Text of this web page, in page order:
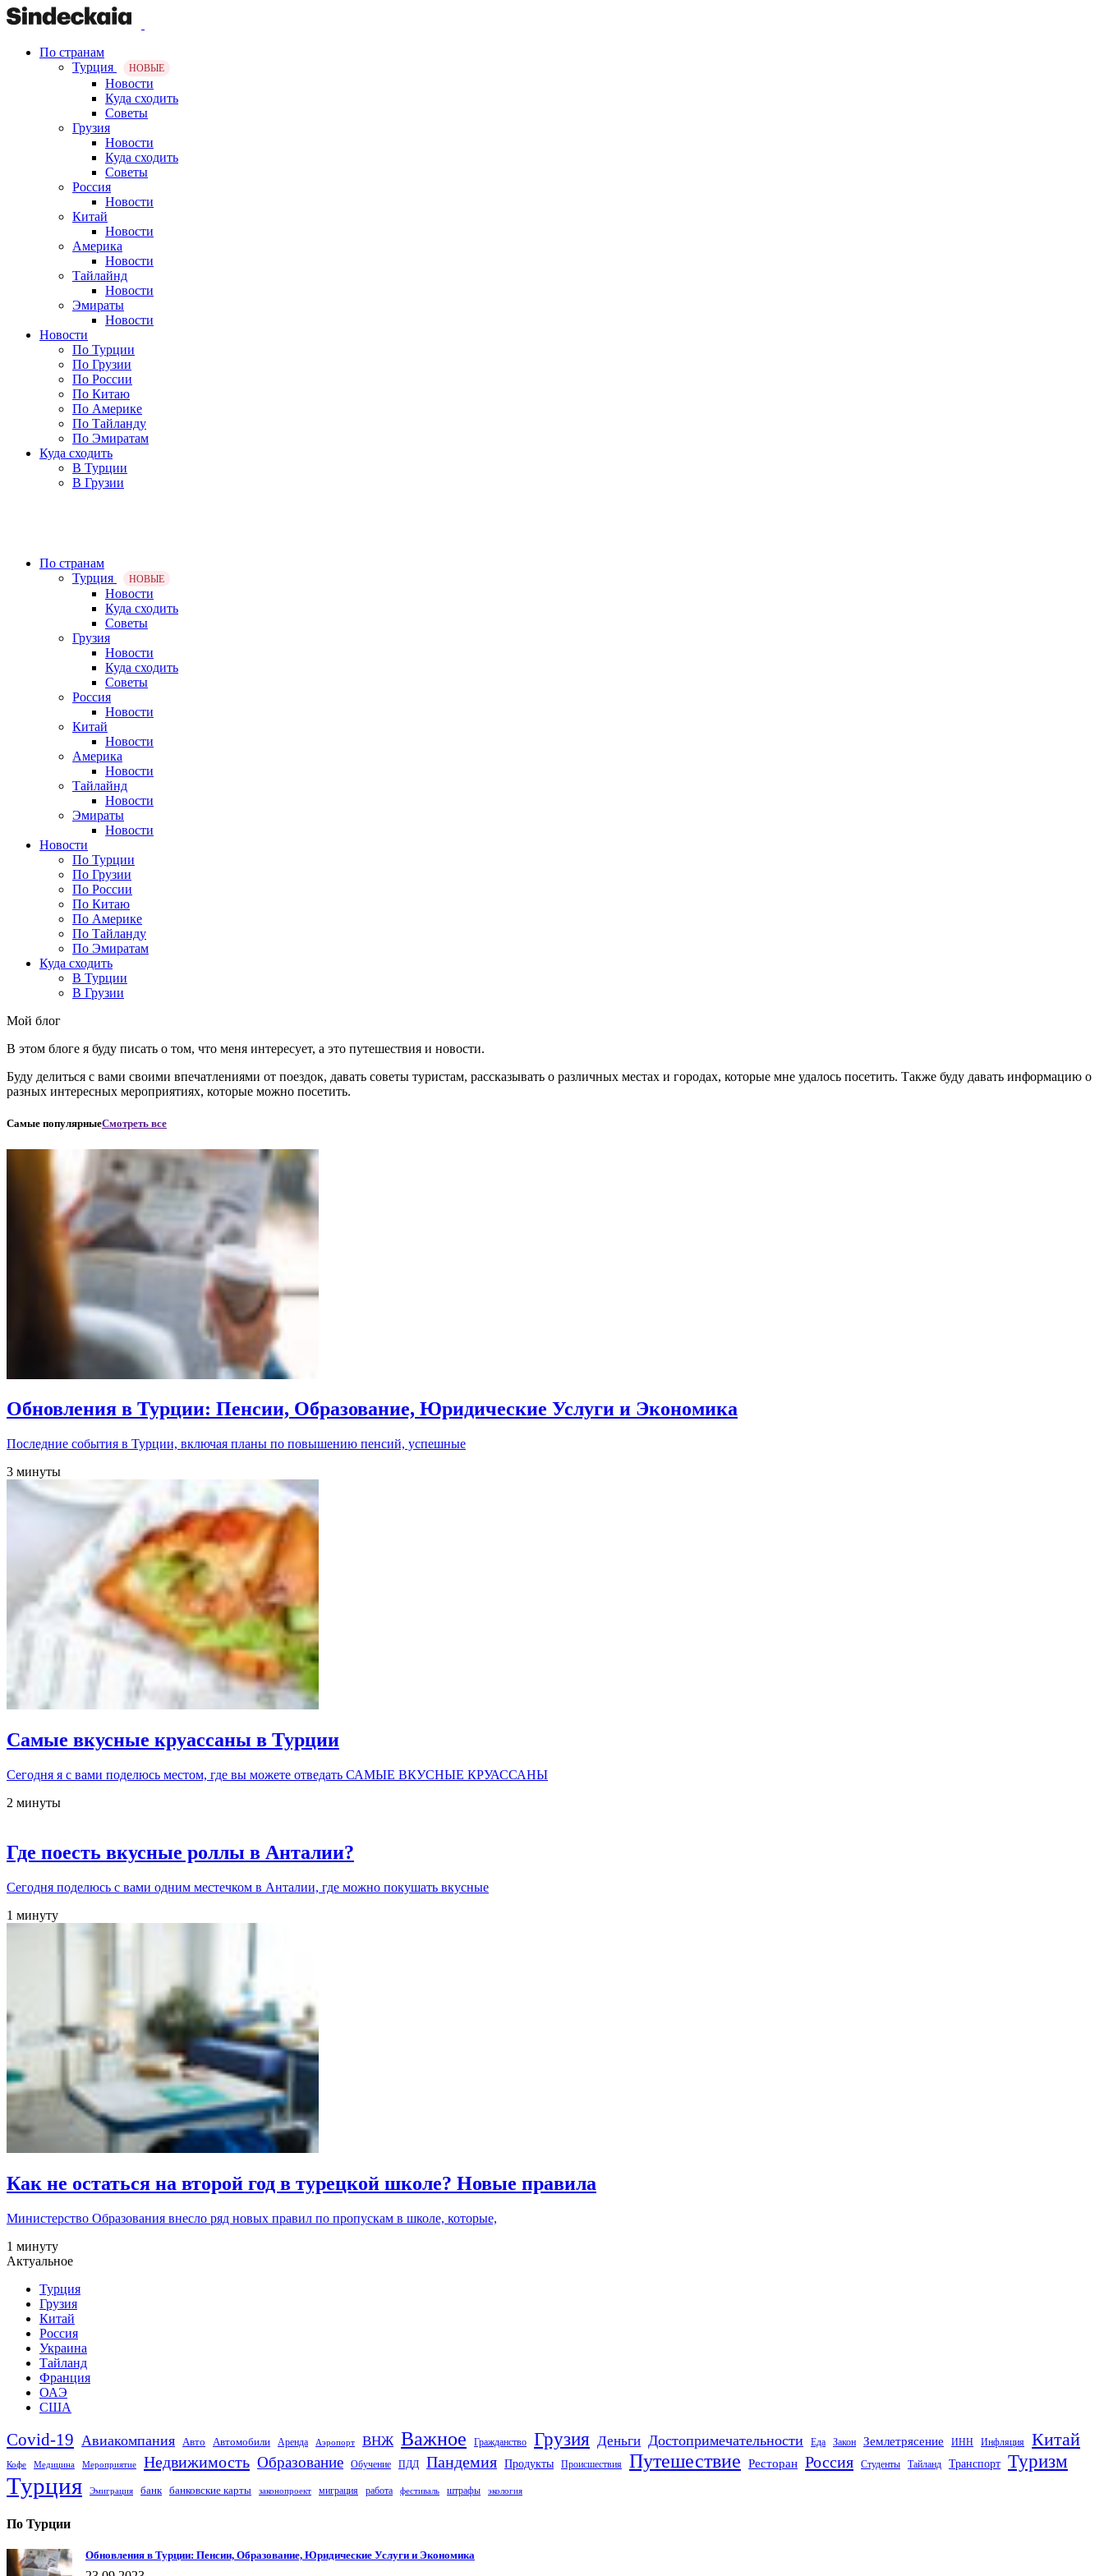
По странам
Турция
НОВЫЕ
Новости
Куда сходить
Советы
Грузия
Новости
Куда сходить
Советы
Россия
Новости
Китай
Новости
Америка
Новости
Тайлайнд
Новости
Эмираты
Новости
Новости
По Турции
По Грузии
По России
По Китаю
По Америке
По Тайланду
По Эмиратам
Куда сходить
В Турции
В Грузии
По странам
Турция
НОВЫЕ
Новости
Куда сходить
Советы
Грузия
Новости
Куда сходить
Советы
Россия
Новости
Китай
Новости
Америка
Новости
Тайлайнд
Новости
Эмираты
Новости
Новости
По Турции
По Грузии
По России
По Китаю
По Америке
По Тайланду
По Эмиратам
Куда сходить
В Турции
В Грузии
Мой блог
В этом блоге я буду писать о том, что меня интересует, а это путешествия и новости.
Буду делиться с вами своими впечатлениями от поездок, давать советы туристам, рассказывать о различных местах и городах, которые мне удалось посетить. Также буду давать информацию о
разных интересных мероприятиях, которые можно посетить.
Самые популярныеСмотреть все
Обновления в Турции: Пенсии, Образование, Юридические Услуги и Экономика
Последние события в Турции, включая планы по повышению пенсий, успешные
3 минуты
Самые вкусные круассаны в Турции
Сегодня я с вами поделюсь местом, где вы можете отведать САМЫЕ ВКУСНЫЕ КРУАССАНЫ
2 минуты
Где поесть вкусные роллы в Анталии?
Сегодня поделюсь с вами одним местечком в Анталии, где можно покушать вкусные
1 минуту
Как не остаться на второй год в турецкой школе? Новые правила
Министерство Образования внесло ряд новых правил по пропускам в школе, которые,
1 минуту
Актуальное
Турция
Грузия
Китай
Россия
Украина
Тайланд
Франция
ОАЭ
США
Covid-19 Авиакомпания Авто Автомобили Аренда Аэропорт ВНЖ Важное Гражданство Грузия Деньги Достопримечательности Еда Закон Землетрясение ИНН Инфляция Китай
Кофе Медицина Мероприятие Недвижимость Образование Обучение ПДД Пандемия Продукты Происшествия Путешествие Ресторан Россия Студенты Тайланд Транспорт Туризм
Турция Эмиграция банк банковские карты законопроект миграция работа фестиваль штрафы экология
По Турции
Обновления в Турции: Пенсии, Образование, Юридические Услуги и Экономика